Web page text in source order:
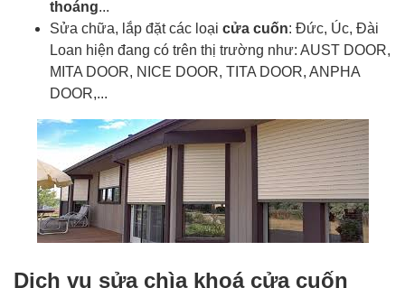
thoáng...
Sửa chữa, lắp đặt các loại cửa cuốn: Đức, Úc, Đài
Loan hiện đang có trên thị trường như: AUST DOOR,
MITA DOOR, NICE DOOR, TITA DOOR, ANPHA
DOOR,...
Dịch vụ sửa chìa khoá cửa cuốn